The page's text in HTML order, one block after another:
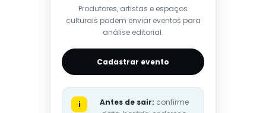
Produtores, artistas e espaços
culturais podem enviar eventos para
análise editorial.
Cadastrar evento
i Antes de sair: confirme